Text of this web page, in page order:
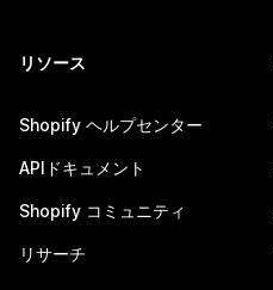
リソース
Shopify ヘルプセンター
APIドキュメント
Shopify コミュニティ
リサーチ